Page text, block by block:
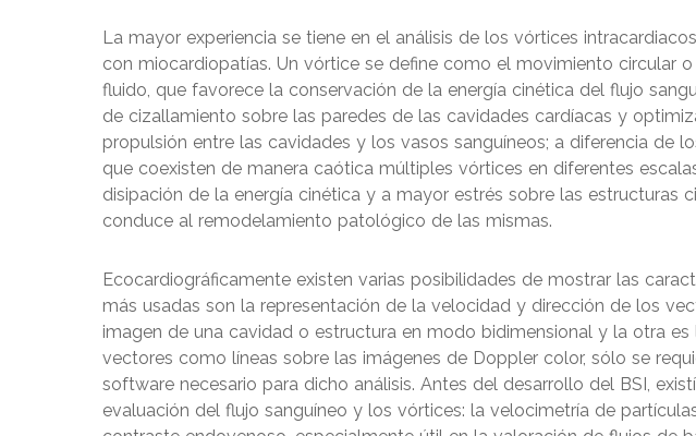
La mayor experiencia se tiene en el análisis de los vórtices
con miocardiopatías. Un vórtice se define como el movimiento circular
fluido, que favorece la conservación de la energía cinética del flujo
de cizallamiento sobre las paredes de las cavidades cardíacas y
propulsión entre las cavidades y los vasos sanguíneos; a diferencia de
que coexisten de manera caótica múltiples vórtices en diferentes
disipación de la energía cinética y a mayor estrés sobre las estructuras
conduce al remodelamiento patológico de las mismas.
Ecocardiográficamente existen varias posibilidades de mostrar las
más usadas son la representación de la velocidad y dirección de los
imagen de una cavidad o estructura en modo bidimensional y la otra
vectores como líneas sobre las imágenes de Doppler color, sólo se
software necesario para dicho análisis. Antes del desarrollo del BSI,
evaluación del flujo sanguíneo y los vórtices: la velocimetría de